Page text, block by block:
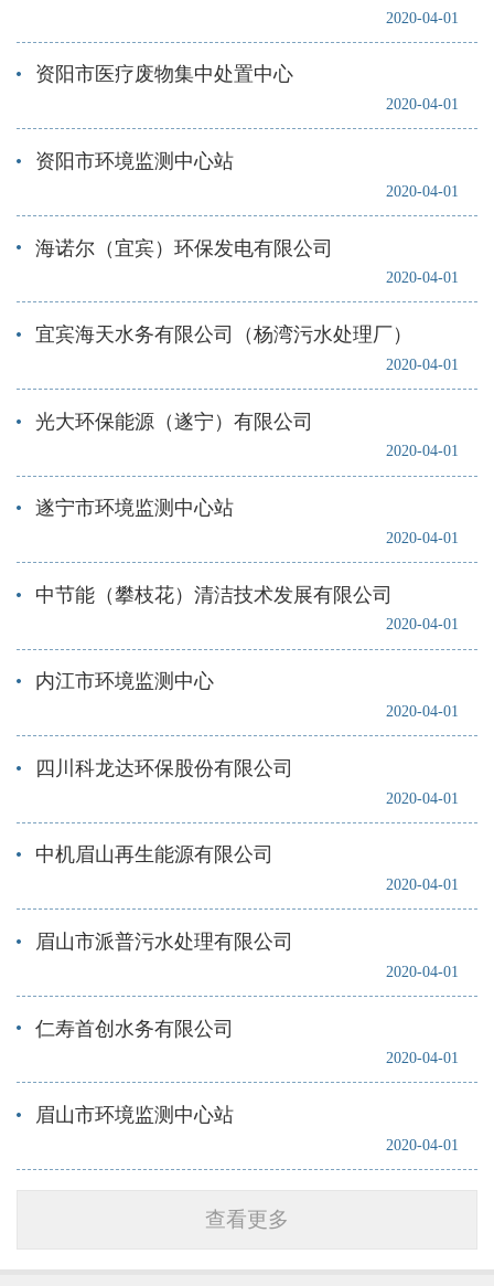
2020-04-01
2020-04-01
资阳市医疗废物集中处置中心
2020-04-01
资阳市环境监测中心站
2020-04-01
海诺尔（宜宾）环保发电有限公司
2020-04-01
宜宾海天水务有限公司（杨湾污水处理厂）
2020-04-01
光大环保能源（遂宁）有限公司
2020-04-01
遂宁市环境监测中心站
2020-04-01
中节能（攀枝花）清洁技术发展有限公司
2020-04-01
内江市环境监测中心
2020-04-01
四川科龙达环保股份有限公司
2020-04-01
中机眉山再生能源有限公司
2020-04-01
眉山市派普污水处理有限公司
2020-04-01
仁寿首创水务有限公司
2020-04-01
眉山市环境监测中心站
查看更多